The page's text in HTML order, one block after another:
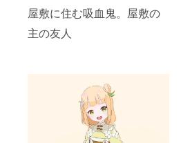
屋敷に住む吸血鬼。屋敷の
主の友人